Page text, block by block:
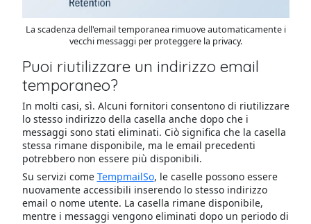
La scadenza dell'email temporanea rimuove automaticamente i
vecchi messaggi per proteggere la privacy.
Puoi riutilizzare un indirizzo email
temporaneo?
In molti casi, sì. Alcuni fornitori consentono di riutilizzare
lo stesso indirizzo della casella anche dopo che i
messaggi sono stati eliminati. Ciò significa che la casella
stessa rimane disponibile, ma le email precedenti
potrebbero non essere più disponibili.
Su servizi come TempmailSo, le caselle possono essere
nuovamente accessibili inserendo lo stesso indirizzo
email o nome utente. La casella rimane disponibile,
mentre i messaggi vengono eliminati dopo un periodo di